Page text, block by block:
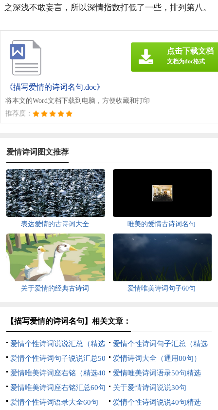
之深浅不敢妄言，所以深情指数打低了一些，排列第八。
《描写爱情的诗词名句.doc》
将本文的Word文档下载到电脑，方便收藏和打印
推荐度：
点击下载文档
文档为doc格式
爱情诗词图文推荐
表达爱情的古诗词大全 唯美的爱情古诗词名句
关于爱情的经典古诗词 爱情唯美诗词句子60句
【描写爱情的诗词名句】相关文章：
爱情个性诗词说说汇总（精选
70句）
爱情个性诗词句子汇总（精选
100句）
爱情个性诗词句子说说汇总50
句精选
爱情诗词大全（通用80句）
爱情唯美诗词座右铭（精选40
句）
爱情唯美诗词语录50句精选
爱情唯美诗词座右铭汇总60句
关于爱情诗词说说30句
爱情个性诗词语录大全60句
爱情个性诗词说说40句精选